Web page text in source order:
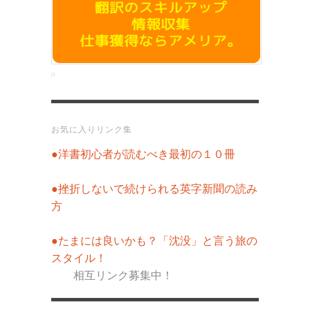
お気に入りリンク集
●洋書初心者が読むべき最初の１０冊
●挫折しないで続けられる英字新聞の読み
方
●たまには良いかも？「沈没」と言う旅の
スタイル！
相互リンク募集中！